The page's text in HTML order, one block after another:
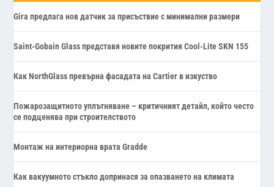
Gira предлага нов датчик за присъствие с минимални размери
Saint-Gobain Glass представя новите покрития Cool-Lite SKN 155
Как NorthGlass превърна фасадата на Cartier в изкуство
Пожарозащитното уплътняване – критичният детайл, който често
се подценява при строителството
Монтаж на интериорна врата Gradde
Как вакуумното стъкло допринася за опазването на климата